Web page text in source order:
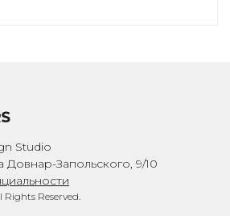
Studio
Запольского, 9/10
Reserved.